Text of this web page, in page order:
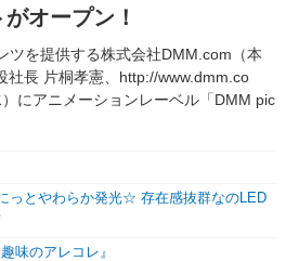
コスプレ
新帝スタ
コラム
オープン！
ツを提供する株式会社DMM.com（本
社長 片桐孝憲、http://www.dmm.co
にアニメーションレーベル「DMM pic
っとやわらか発光☆ 存在感抜群なのLED
味のアレコレ』